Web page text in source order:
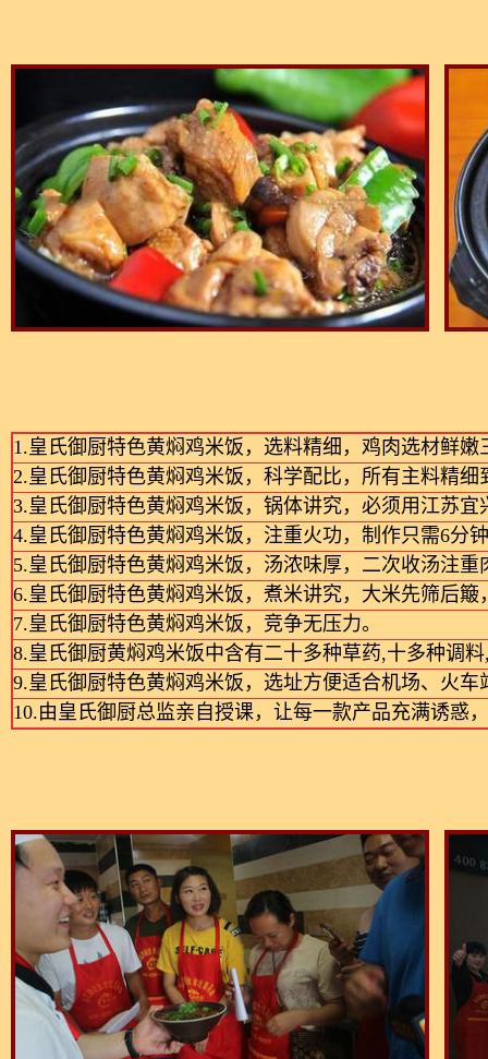
1.皇氏御厨特色黄焖鸡米饭，选料精细，鸡肉选材鲜嫩
2.皇氏御厨特色黄焖鸡米饭，科学配比，所有主料精
3.皇氏御厨特色黄焖鸡米饭，锅体讲究，必须用江苏
4.皇氏御厨特色黄焖鸡米饭，注重火功，制作只需6分
5.皇氏御厨特色黄焖鸡米饭，汤浓味厚，二次收汤注
6.皇氏御厨特色黄焖鸡米饭，煮米讲究，大米先筛后
7.皇氏御厨特色黄焖鸡米饭，竞争无压力。
8.皇氏御厨黄焖鸡米饭中含有二十多种草药,十多种调
9.皇氏御厨特色黄焖鸡米饭，选址方便适合机场、火
10.由皇氏御厨总监亲自授课，让每一款产品充满诱惑